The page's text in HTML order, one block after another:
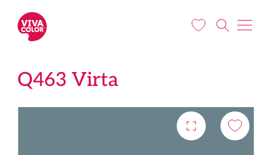
Q463 Virta